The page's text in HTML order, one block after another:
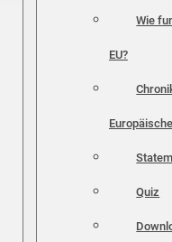
Wie
EU?
Quiz